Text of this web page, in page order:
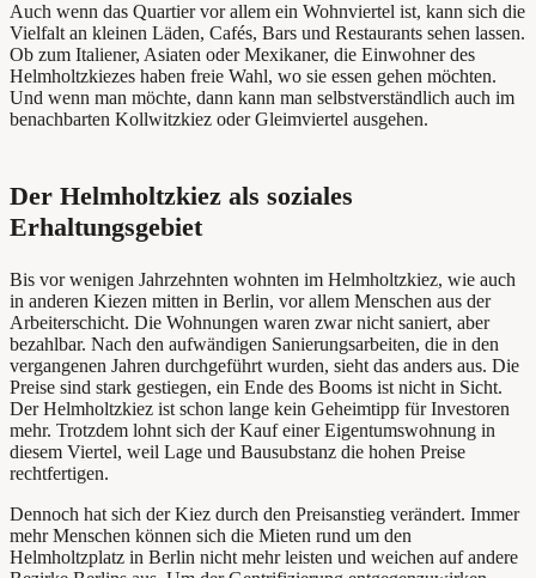
Auch wenn das Quartier vor allem ein Wohnviertel ist, kann sich die
Vielfalt an kleinen Läden, Cafés, Bars und Restaurants sehen lassen.
Ob zum Italiener, Asiaten oder Mexikaner, die Einwohner des
Helmholtzkiezes haben freie Wahl, wo sie essen gehen möchten.
Und wenn man möchte, dann kann man selbstverständlich auch im
benachbarten Kollwitzkiez oder Gleimviertel ausgehen.
Der Helmholtzkiez als soziales
Erhaltungsgebiet
Bis vor wenigen Jahrzehnten wohnten im Helmholtzkiez, wie auch
in anderen Kiezen mitten in Berlin, vor allem Menschen aus der
Arbeiterschicht. Die Wohnungen waren zwar nicht saniert, aber
bezahlbar. Nach den aufwändigen Sanierungsarbeiten, die in den
vergangenen Jahren durchgeführt wurden, sieht das anders aus. Die
Preise sind stark gestiegen, ein Ende des Booms ist nicht in Sicht.
Der Helmholtzkiez ist schon lange kein Geheimtipp für Investoren
mehr. Trotzdem lohnt sich der Kauf einer Eigentumswohnung in
diesem Viertel, weil Lage und Bausubstanz die hohen Preise
rechtfertigen.
Dennoch hat sich der Kiez durch den Preisanstieg verändert. Immer
mehr Menschen können sich die Mieten rund um den
Helmholtzplatz in Berlin nicht mehr leisten und weichen auf andere